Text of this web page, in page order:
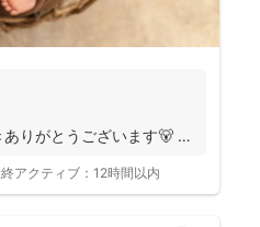
りがとうございます🐻
アクティブ： 12時間以内